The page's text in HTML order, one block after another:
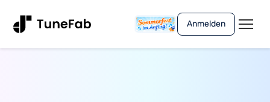
Anmelden